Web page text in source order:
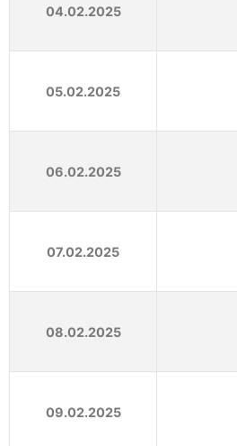
04.02.2025
05.02.2025
06.02.2025
07.02.2025
08.02.2025
09.02.2025